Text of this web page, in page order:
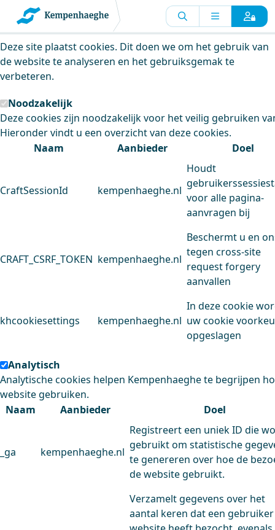
Kempenhaeghe maakt gebruik van
cookies
Deze site plaatst cookies. Dit doen we om het gebruik van
de website te analyseren en het gebruiksgemak te
verbeteren.
Noodzakelijk
Deze cookies zijn noodzakelijk voor het veilig gebruiken
Hieronder vindt u een overzicht van deze cookies.
Naam
Aanbieder Doel
CraftSessionId kempenhaeghe.nl
Houdt
voor alle pagina-
aanvragen bij
CRAFT_CSRF_TOKEN kempenhaeghe.nl
Beschermt u en
tegen cross-site
request forgery
aanvallen
khcookiesettings kempenhaeghe.nl
In deze cookie
uw cookie
opgeslagen
Analytisch
Analytische cookies helpen Kempenhaeghe te begrijpen
website gebruiken.
Naam
Aanbieder Doel
_ga kempenhaeghe.nl
Registreert een uniek ID die
gebruikt om statistische
te genereren over hoe de
de website gebruikt.
Verzamelt gegevens over het
aantal keren dat een